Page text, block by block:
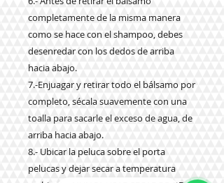
completamente de la misma manera
como se hace con el shampoo, debes
desenredar con los dedos de arriba
hacia abajo.
7.-Enjuagar y retirar todo el bálsamo por
completo, sécala suavemente con una
toalla para sacarle el exceso de agua, de
arriba hacia abajo.
8.- Ubicar la peluca sobre el porta
pelucas y dejar secar a temperatura